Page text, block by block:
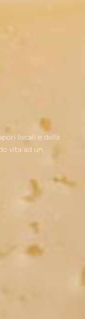
locali e della
vita ad un